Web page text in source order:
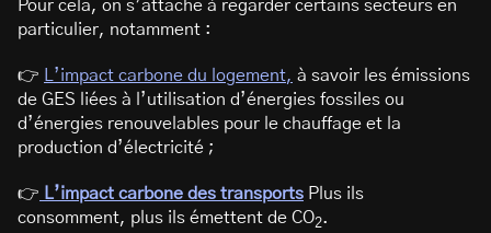
Pour cela, on s’attache à regarder certains secteurs en
particulier, notamment :
👉 L’impact carbone du logement, à savoir les émissions
de GES liées à l’utilisation d’énergies fossiles ou
d’énergies renouvelables pour le chauffage et la
production d’électricité ;
👉 L’impact carbone des transports Plus ils
consomment, plus ils émettent de CO2.